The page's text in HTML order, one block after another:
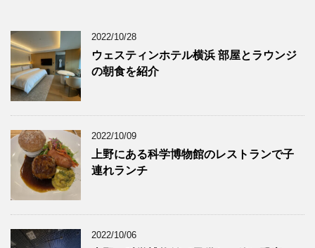
2022/10/28
ウェスティンホテル横浜 部屋とラウンジ
の朝食を紹介
2022/10/09
上野にある科学博物館のレストランで子
連れランチ
2022/10/06